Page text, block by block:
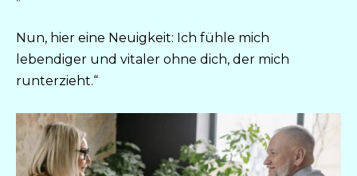
Nun, hier eine Neuigkeit: Ich fühle mich
lebendiger und vitaler ohne dich, der mich
runterzieht.“